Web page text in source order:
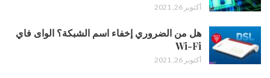
أكتوبر 26, 2021
هل من الضروري إخفاء اسم الشبكة؟ الواى فاي
Wi-Fi
أكتوبر 26, 2021